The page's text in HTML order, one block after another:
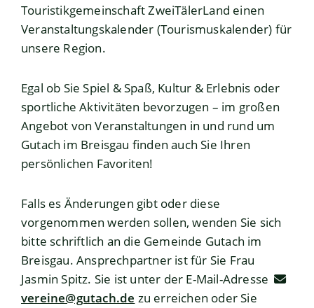
Touristikgemeinschaft ZweiTälerLand einen
Veranstaltungskalender (Tourismuskalender) für
unsere Region.
Egal ob Sie Spiel & Spaß, Kultur & Erlebnis oder
sportliche Aktivitäten bevorzugen – im großen
Angebot von Veranstaltungen in und rund um
Gutach im Breisgau finden auch Sie Ihren
persönlichen Favoriten!
Falls es Änderungen gibt oder diese
vorgenommen werden sollen, wenden Sie sich
bitte schriftlich an die Gemeinde Gutach im
Breisgau. Ansprechpartner ist für Sie Frau
Jasmin Spitz. Sie ist unter der E-Mail-Adresse
vereine@gutach.de zu erreichen oder Sie